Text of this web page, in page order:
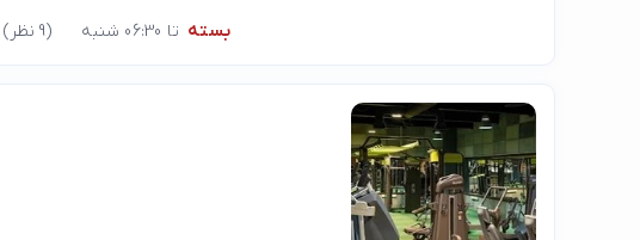
بسته تا 06:30 شنبه (9 نظر)